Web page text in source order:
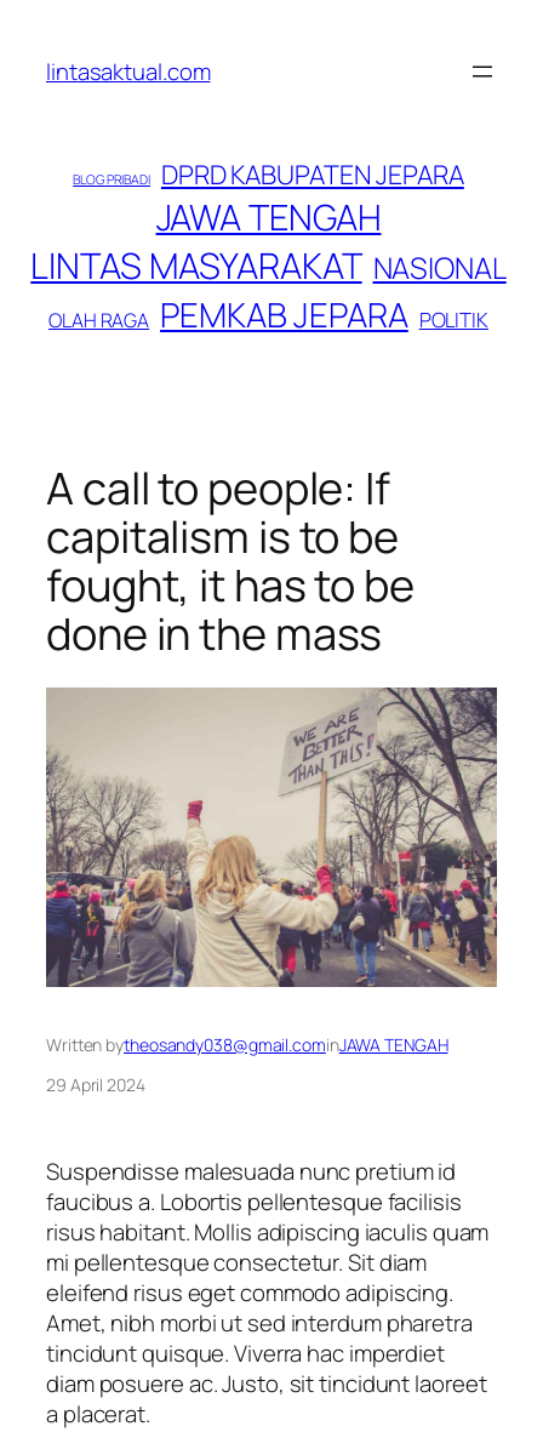
konten
lintasaktual.com
BLOG PRIBADI DPRD KABUPATEN JEPARA
JAWA TENGAH
LINTAS MASYARAKAT NASIONAL
OLAH RAGA PEMKAB JEPARA POLITIK
A call to people: If
capitalism is to be
fought, it has to be
done in the mass
Written bytheosandy038@gmail.cominJAWA TENGAH
29 April 2024
Suspendisse malesuada nunc pretium id
faucibus a. Lobortis pellentesque facilisis
risus habitant. Mollis adipiscing iaculis quam
mi pellentesque consectetur. Sit diam
eleifend risus eget commodo adipiscing.
Amet, nibh morbi ut sed interdum pharetra
tincidunt quisque. Viverra hac imperdiet
diam posuere ac. Justo, sit tincidunt laoreet
a placerat.